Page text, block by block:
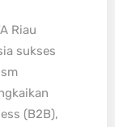
Riau
sukses
(B2B),